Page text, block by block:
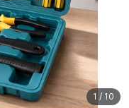
1 / 10